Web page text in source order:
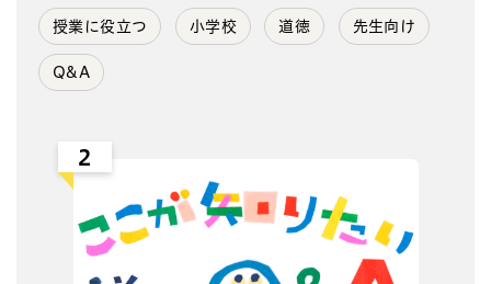
授業に役立つ 小学校 道徳 先生向け
Q&A
2